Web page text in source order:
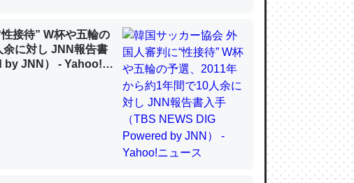
に使う脊椎動物と貝類は苦労してるんだな…。腹足
「昆虫はなぜ海にいないのか」に関する新仮説
接待” W杯や五輪の
に対し JNN報告書
by JNN） - Yahoo!ニ